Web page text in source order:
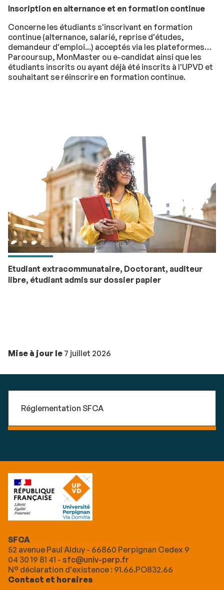
Inscription en alternance et en formation continue
Concerne les étudiants s'inscrivant en formation
continue (alternance, salarié, reprise d'études,
demandeur d'emploi...) acceptés via les plateformes
Parcoursup, MonMaster ou e-candidat ainsi que les
étudiants inscrits ou ayant déjà été inscrits à l'UPVD et
souhaitant se réinscrire en formation continue.
Etudiant extracommunataire, Doctorant, auditeur
libre, étudiant admis sur dossier papier
Mise à jour le 7 juillet 2026
Réglementation SFCA
SFCA
52 avenue Paul Alduy - 66860 Perpignan Cedex 9
04 30 19 81 41 - sfc@univ-perp.fr
N° déclaration d'existence : 91.66.PO832.66
Contact et horaires